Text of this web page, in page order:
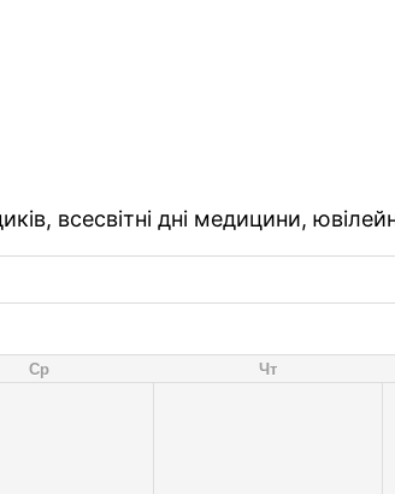
всесвітні дні медицини,
Ср Чт